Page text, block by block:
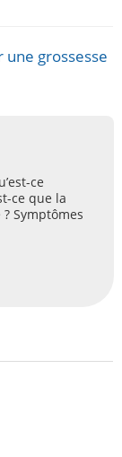
grossesse
ce
ce que la
Symptômes